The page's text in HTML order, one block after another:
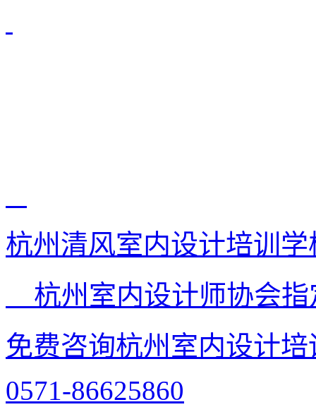
杭州清风室内设计培训学
杭州室内设计师协会
免费咨询杭州室内设计
0571-86625860